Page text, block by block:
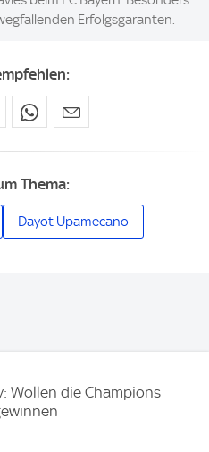
Erfolgsgaranten.
Thema:
Dayot Upamecano
Wollen die Champions